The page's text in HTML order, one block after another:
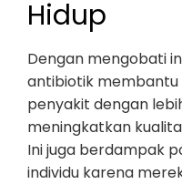
Hidup
Dengan mengobati
antibiotik membantu
penyakit dengan
meningkatkan
Ini juga berdampak
individu karena